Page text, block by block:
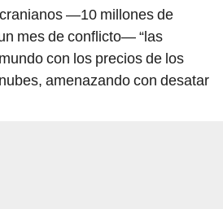
—10 millones de
mes de conflicto— “las
con los precios de los
amenazando con desatar